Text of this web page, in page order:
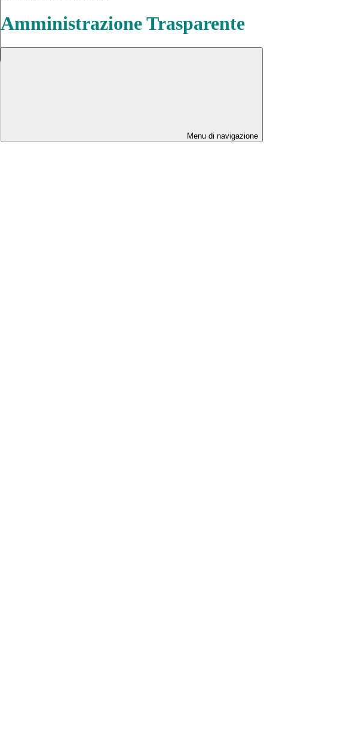
Amministrazione Trasparente
Menu di navigazione